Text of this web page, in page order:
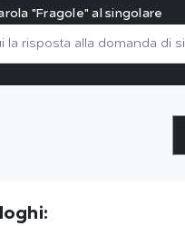
"Fragole" al singolare